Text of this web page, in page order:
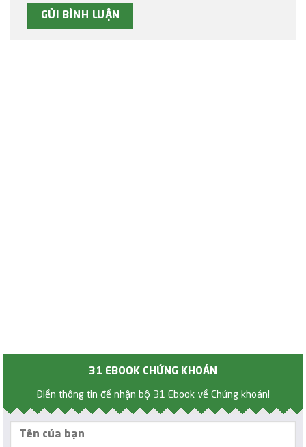
31 EBOOK CHỨNG KHOÁN
Điền thông tin để nhận bộ 31 Ebook về Chứng khoán!